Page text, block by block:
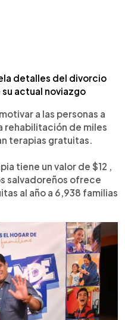
detalles del divorcio
su actual noviazgo
a las personas a
rehabilitación de miles
terapias gratuitas.
tiene un valor de $12 ,
salvadoreños ofrece
al año a 6,938 familias